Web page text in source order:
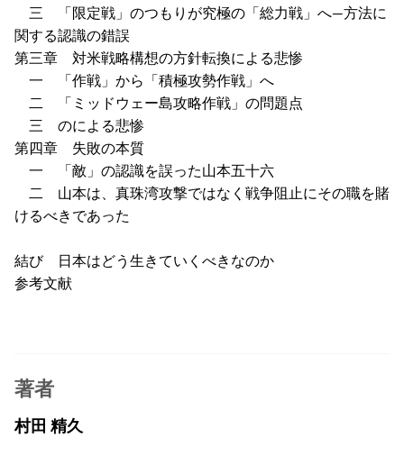
三 「限定戦」のつもりが究極の「総力戦」へ—方法に
関する認識の錯誤
第三章 対米戦略構想の方針転換による悲惨
一 「作戦」から「積極攻勢作戦」へ
二 「ミッドウェー島攻略作戦」の問題点
三 のによる悲惨
第四章 失敗の本質
一 「敵」の認識を誤った山本五十六
二 山本は、真珠湾攻撃ではなく戦争阻止にその職を賭
けるべきであった
結び 日本はどう生きていくべきなのか
参考文献
著者
村田 精久